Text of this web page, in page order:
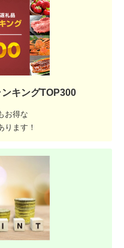
キングTOP300
お得な
ります！